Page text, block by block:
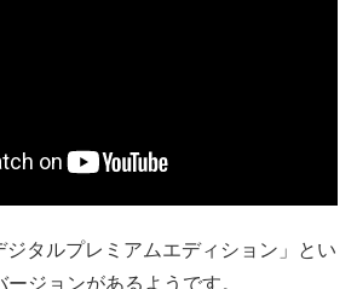
タルプレミアムエディション」とい
ジョンがあるようです。